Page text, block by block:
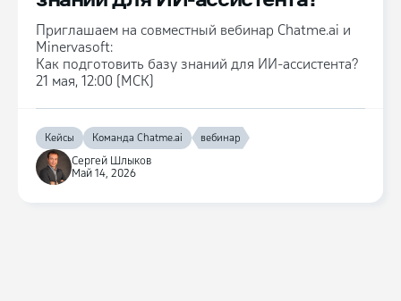
Приглашаем на совместный вебинар Chatme.ai и
Minervasoft:
Как подготовить базу знаний для ИИ-ассистента?
21 мая, 12:00 (МСК)
Сергей Шлыков
Май 14, 2026
Кейсы Команда Chatme.ai вебинар